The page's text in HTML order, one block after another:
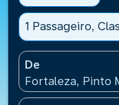
1 Passageiro,
De
Fortaleza, Pinto